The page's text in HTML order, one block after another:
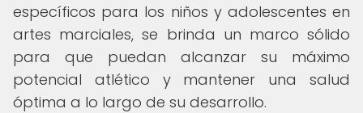
específicos para los niños y adolescentes en
artes marciales, se brinda un marco sólido
para que puedan alcanzar su máximo
potencial atlético y mantener una salud
óptima a lo largo de su desarrollo.